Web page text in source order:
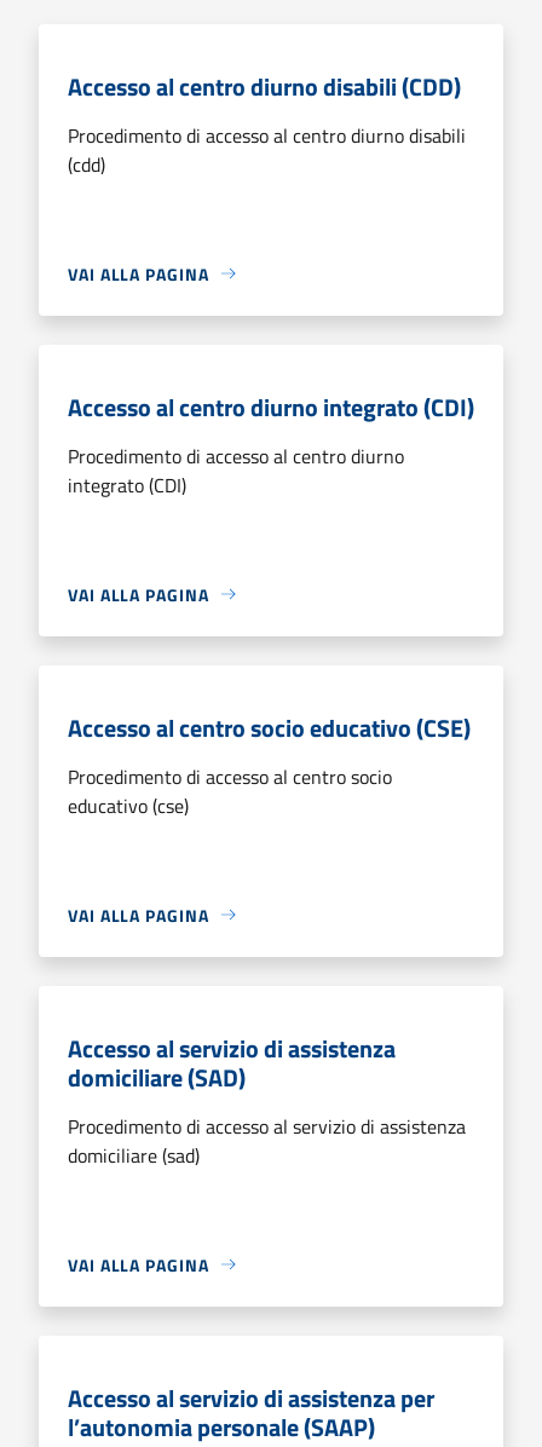
Accesso al centro diurno disabili (CDD)
Procedimento di accesso al centro diurno disabili
(cdd)
VAI ALLA PAGINA
Accesso al centro diurno integrato (CDI)
Procedimento di accesso al centro diurno
integrato (CDI)
VAI ALLA PAGINA
Accesso al centro socio educativo (CSE)
Procedimento di accesso al centro socio
educativo (cse)
VAI ALLA PAGINA
Accesso al servizio di assistenza
domiciliare (SAD)
Procedimento di accesso al servizio di assistenza
domiciliare (sad)
VAI ALLA PAGINA
Accesso al servizio di assistenza per
l’autonomia personale (SAAP)